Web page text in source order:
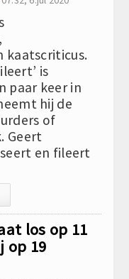
kaatscriticus.
is
paar keer in
hij de
of
Geert
en fileert
los op 11
op 19